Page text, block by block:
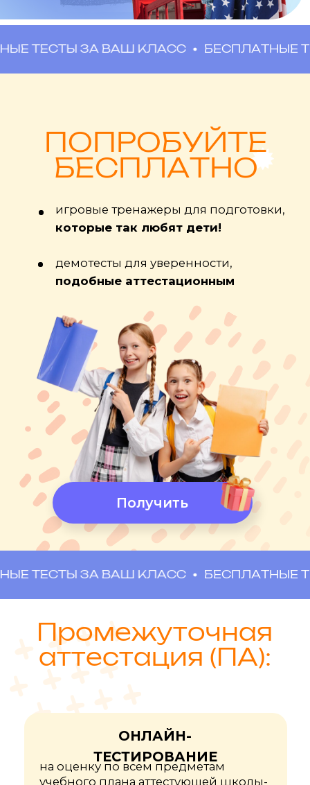
ЗА ВАШ КЛАСС БЕСПЛАТНЫЕ ТЕСТЫ
ЗА ВАШ КЛАСС БЕСПЛАТНЫЕ ТЕСТЫ
ОЦЕНКА ИЗ СЕКЦИИ/КРУЖКА
По некоторым предметам можно
ПРОСТАЯ НАВИГАЦИЯ
Платформа сделана для ребенка и
родителя, 100% простоты и
удобства по мнению наших семей!
3 ПОПЫТКИ НА СДАЧУ
любой предмет 3 раза на лучшую
оценку!
Бесплатно попробовать
А также юридическая поддержка
Лиги Семейного Образования в
любых вопросах со школой и УО!
Играйте на тренажерах,
изучайте список тем и